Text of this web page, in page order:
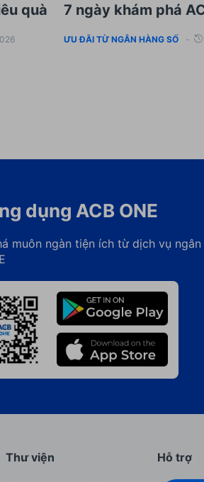
quà 7 ngày khám phá
ƯU ĐÃI TỪ NGÂN HÀNG SỐ -
dụng ACB ONE
muôn ngàn tiện ích từ dịch vụ
Thư viện Hỗ trợ